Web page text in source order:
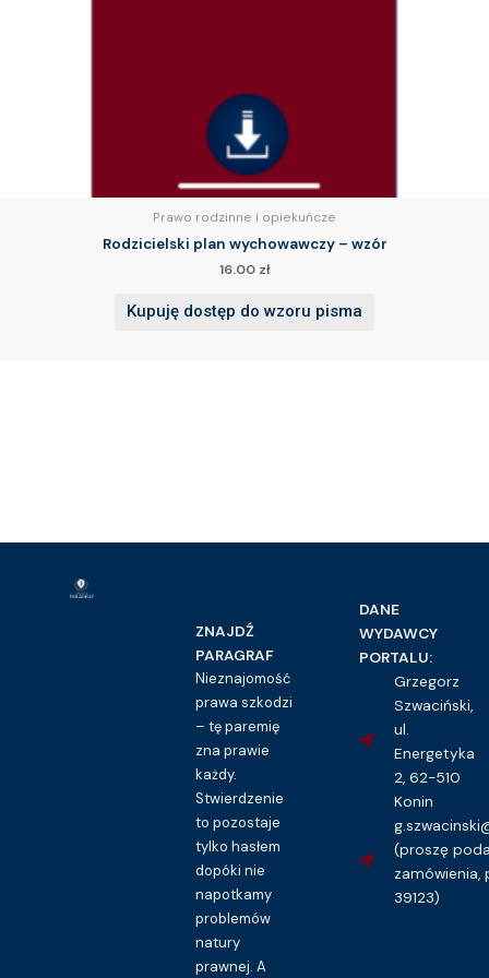
Prawo rodzinne i opiekuńcze
Rodzicielski plan wychowawczy – wzór
16.00 zł
Kupuję dostęp do wzoru pisma
ZNAJDŹ
PARAGRAF
Nieznajomość
prawa szkodzi
– tę paremię
zna prawie
każdy.
Stwierdzenie
to pozostaje
tylko hasłem
dopóki nie
napotkamy
problemów
natury
prawnej. A
DANE
WYDAWCY
PORTALU:
Grzegorz
Szwaciński,
ul.
Energetyka
2, 62-510
Konin
(proszę
zamówienia,
39123)